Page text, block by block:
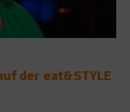
der eat&STYLE